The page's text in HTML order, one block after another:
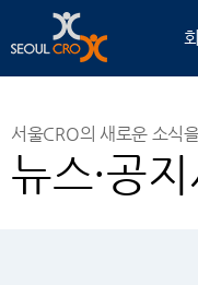
서울CRO의 새로운 소식
뉴스·공